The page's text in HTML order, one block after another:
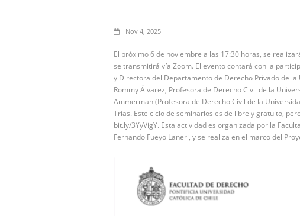
Nov 4, 2025
El próximo 6 de noviembre a las 17:30 horas, se
se transmitirá vía Zoom. El evento contará con la
y Directora del Departamento de Derecho Privado de
Rommy Álvarez, Profesora de Derecho Civil de la
Ammerman (Profesora de Derecho Civil de la
Trías. Este ciclo de seminarios es de libre y gratuito,
bit.ly/3YyVigY. Esta actividad es organizada por la
Fernando Fueyo Laneri, y se realiza en el marco del